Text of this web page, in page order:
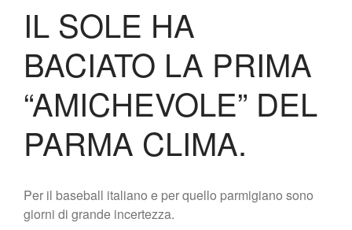
Codice di Condotta
Maglie Ritirate
Squadra
Partners
Contatti
Biglietteria
Shop
IL SOLE HA
BACIATO LA PRIMA
“AMICHEVOLE” DEL
PARMA CLIMA.
Per il baseball italiano e per quello parmigiano sono
giorni di grande incertezza.